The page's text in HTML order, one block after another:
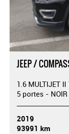
JEEP /
1.6 MULTIJET
5 portes - NOIR
2019
93991 km